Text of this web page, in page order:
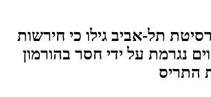
תל-אביב גילו כי חירשות
נגרמת על ידי חסר בהורמון
התריס